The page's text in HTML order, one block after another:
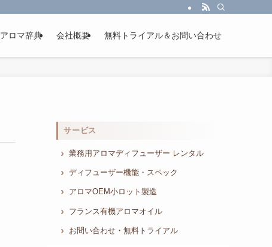
アロマ辞典 会社概要 無料トライアル＆お問い合わせ
サービス
業務用アロマディフューザー レンタル
ディフューザー機能・スペック
アロマOEM小ロット製造
フランス有機アロマオイル
お問い合わせ・無料トライアル